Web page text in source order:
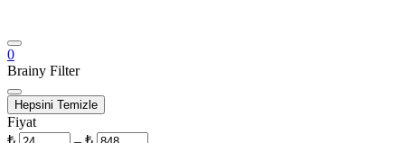
0
Brainy Filter
Hepsini Temizle
Fiyat